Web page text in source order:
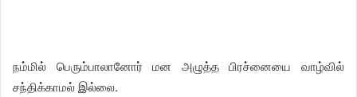
நம்மில் பெரும்பாலானோர் மன அழுத்த பிரச்னையை வாழ்வில்
சந்திக்காமல் இல்லை.